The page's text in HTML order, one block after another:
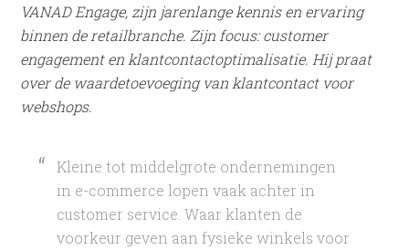
VANAD Engage, zijn jarenlange kennis en ervaring
binnen de retailbranche. Zijn focus: customer
engagement en klantcontactoptimalisatie. Hij praat
over de waardetoevoeging van klantcontact voor
webshops.
Kleine tot middelgrote ondernemingen
in e-commerce lopen vaak achter in
customer service. Waar klanten de
voorkeur geven aan fysieke winkels voor